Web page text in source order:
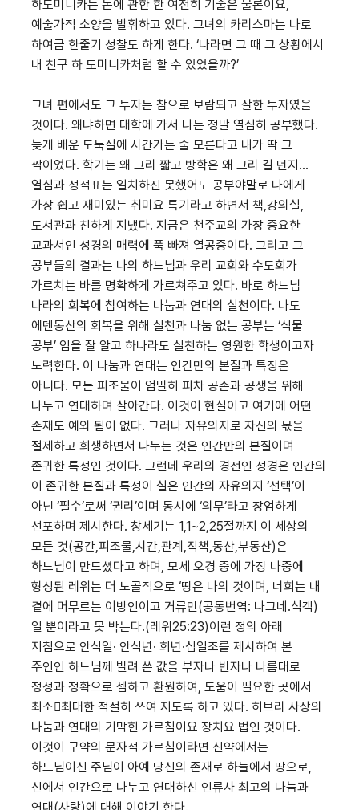
하도미니카는 돈에 관한 한 여전히 기술은 물론이요,
예술가적 소양을 발휘하고 있다. 그녀의 카리스마는 나로
하여금 한줄기 성찰도 하게 한다. ‘나라면 그 때 그 상황에서
내 친구 하 도미니카처럼 할 수 있었을까?’
그녀 편에서도 그 투자는 참으로 보람되고 잘한 투자였을
것이다. 왜냐하면 대학에 가서 나는 정말 열심히 공부했다.
늦게 배운 도둑질에 시간가는 줄 모른다고 내가 딱 그
짝이었다. 학기는 왜 그리 짧고 방학은 왜 그리 길 던지...
열심과 성적표는 일치하진 못했어도 공부야말로 나에게
가장 쉽고 재미있는 취미요 특기라고 하면서 책,강의실,
도서관과 친하게 지냈다. 지금은 천주교의 가장 중요한
교과서인 성경의 매력에 푹 빠져 열공중이다. 그리고 그
공부들의 결과는 나의 하느님과 우리 교회와 수도회가
가르치는 바를 명확하게 가르쳐주고 있다. 바로 하느님
나라의 회복에 참여하는 나눔과 연대의 실천이다. 나도
에덴동산의 회복을 위해 실천과 나눔 없는 공부는 ‘식물
공부’ 임을 잘 알고 하나라도 실천하는 영원한 학생이고자
노력한다. 이 나눔과 연대는 인간만의 본질과 특징은
아니다. 모든 피조물이 엄밀히 피차 공존과 공생을 위해
나누고 연대하며 살아간다. 이것이 현실이고 여기에 어떤
존재도 예외 됨이 없다. 그러나 자유의지로 자신의 몫을
절제하고 희생하면서 나누는 것은 인간만의 본질이며
존귀한 특성인 것이다. 그런데 우리의 경전인 성경은 인간의
이 존귀한 본질과 특성이 실은 인간의 자유의지 ‘선택’이
아닌 ‘필수’로써 ‘권리’이며 동시에 ‘의무’라고 장엄하게
선포하며 제시한다. 창세기는 1,1~2,25절까지 이 세상의
모든 것(공간,피조물,시간,관계,직책,동산,부동산)은
하느님이 만드셨다고 하며, 모세 오경 중에 가장 나중에
형성된 레위는 더 노골적으로 ‘땅은 나의 것이며, 너희는 내
곁에 머무르는 이방인이고 거류민(공동번역: 나그네.식객)
일 뿐이라고 못 박는다.(레위25:23)이런 정의 아래
지침으로 안식일· 안식년· 희년·십일조를 제시하여 본
주인인 하느님께 빌려 쓴 값을 부자나 빈자나 나름대로
정성과 정확으로 셈하고 환원하여, 도움이 필요한 곳에서
최소최대한 적절히 쓰여 지도록 하고 있다. 히브리 사상의
나눔과 연대의 기막힌 가르침이요 장치요 법인 것이다.
이것이 구약의 문자적 가르침이라면 신약에서는
하느님이신 주님이 아예 당신의 존재로 하늘에서 땅으로,
신에서 인간으로 나누고 연대하신 인류사 최고의 나눔과